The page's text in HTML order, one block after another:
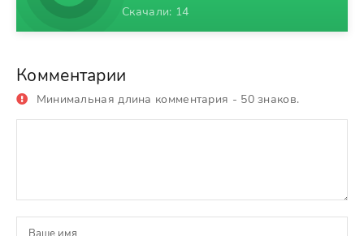
Скачали: 14
Комментарии
Минимальная длина комментария - 50 знаков.